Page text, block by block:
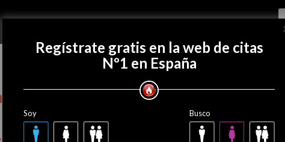
Regístrate gratis
osvi447?
Regístrate gratis en la web de citas
Nº1 en España
Soy Busco